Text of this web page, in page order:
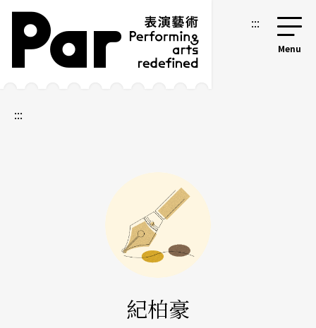
跳到主要內容區塊
網站導覽 :::
:::
紀柏豪